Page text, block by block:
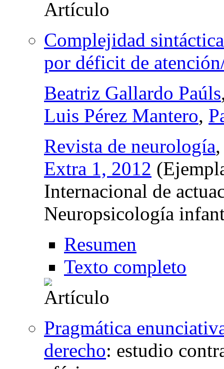
Complejidad
por déficit de
Beatriz Gallardo Paúls
Luis Pérez Mantero,
Revista de neurología
Extra 1, 2012
Internacional de
Neuropsicología
Resumen
Texto completo
Pragmática
derecho: estudio